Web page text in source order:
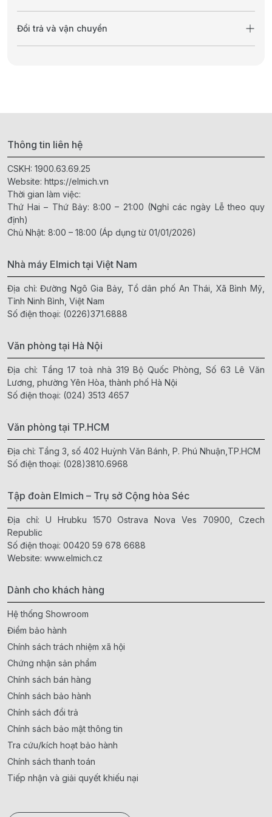
Đổi trả và vận chuyển
Thông tin liên hệ
CSKH: 1900.63.69.25
Website: https://elmich.vn
Thời gian làm việc:
Thứ Hai – Thứ Bảy: 8:00 – 21:00 (Nghỉ các ngày Lễ theo quy
định)
Chủ Nhật: 8:00 – 18:00 (Áp dụng từ 01/01/2026)
Nhà máy Elmich tại Việt Nam
Địa chỉ: Đường Ngô Gia Bảy, Tổ dân phố An Thái, Xã Bình Mỹ,
Tỉnh Ninh Bình, Việt Nam
Số điện thoại: (0226)371.6888
Văn phòng tại Hà Nội
Địa chỉ: Tầng 17 toà nhà 319 Bộ Quốc Phòng, Số 63 Lê Văn
Lương, phường Yên Hòa, thành phố Hà Nội
Số điện thoại: (024) 3513 4657
Văn phòng tại TP.HCM
Địa chỉ: Tầng 3, số 402 Huỳnh Văn Bánh, P. Phú Nhuận,TP.HCM
Số điện thoại: (028)3810.6968
Tập đoàn Elmich – Trụ sở Cộng hòa Séc
Địa chỉ: U Hrubku 1570 Ostrava Nova Ves 70900, Czech
Republic
Số điện thoại: 00420 59 678 6688
Website: www.elmich.cz
Dành cho khách hàng
Hệ thống Showroom
Điểm bảo hành
Chính sách trách nhiệm xã hội
Chứng nhận sản phẩm
Chính sách bán hàng
Chính sách bảo hành
Chính sách đổi trả
Chính sách bảo mật thông tin
Tra cứu/kích hoạt bảo hành
Chính sách thanh toán
Tiếp nhận và giải quyết khiếu nại